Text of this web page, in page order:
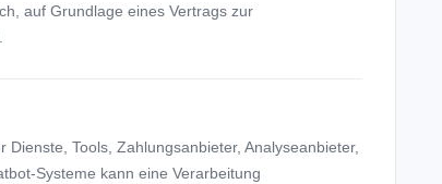
auf Grundlage eines Vertrags zur
Tools, Zahlungsanbieter, Analyseanbieter,
Systeme kann eine Verarbeitung